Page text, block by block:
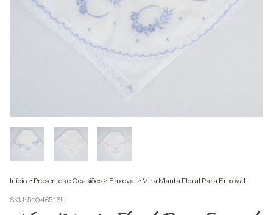
Início > Presentes e Ocasiões > Enxoval > Vira Manta Floral Para Enxoval
SKU: 51046516U